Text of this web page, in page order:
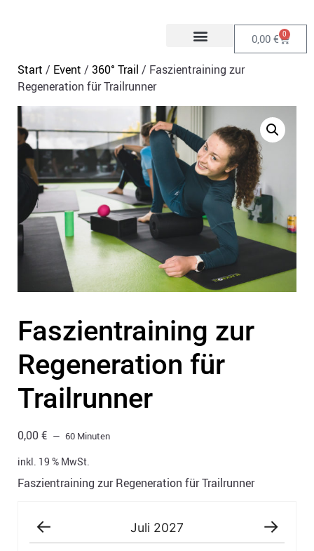
0,00 € 0
Start / Event / 360° Trail / Faszientraining zur
Regeneration für Trailrunner
Faszientraining zur
Regeneration für
Trailrunner
0,00€ 60 Minuten
inkl. 19 % MwSt.
Faszientraining zur Regeneration für Trailrunner
Juli 2027